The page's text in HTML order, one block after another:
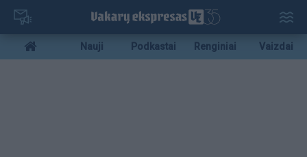
Pereiti
pagrindinį
turinį
Mobile
menu
Nauji Podkastai Renginiai Vaizdai